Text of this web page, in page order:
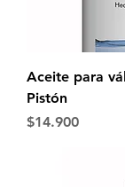
Aceite para
Pistón
Precio
$14.900